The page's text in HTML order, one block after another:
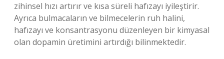
zihinsel hızı artırır ve kısa süreli hafızayı iyileştirir.
Ayrıca bulmacaların ve bilmecelerin ruh halini,
hafızayı ve konsantrasyonu düzenleyen bir kimyasal
olan dopamin üretimini artırdığı bilinmektedir.